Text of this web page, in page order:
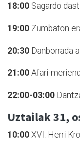
18:00 Sagardo
19:00 Zumbaton
20:30 Danborrada
21:00 Afari-
22:00-03:00
Uztailak 31,
10:00 XVI. Herri